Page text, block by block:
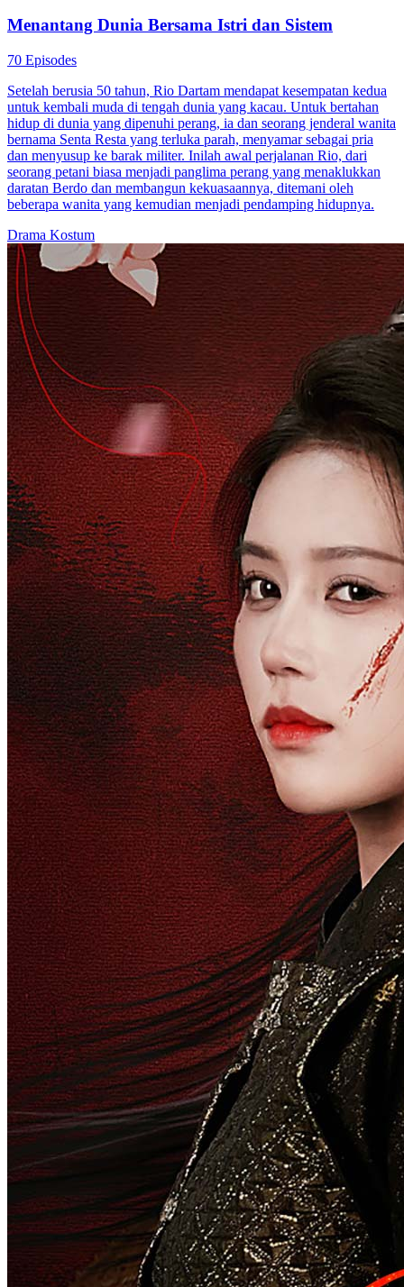
Menantang Dunia Bersama Istri dan Sistem
70 Episodes
Setelah berusia 50 tahun, Rio Dartam mendapat kesempatan kedua
untuk kembali muda di tengah dunia yang kacau. Untuk bertahan
hidup di dunia yang dipenuhi perang, ia dan seorang jenderal wanita
bernama Senta Resta yang terluka parah, menyamar sebagai pria
dan menyusup ke barak militer. Inilah awal perjalanan Rio, dari
seorang petani biasa menjadi panglima perang yang menaklukkan
daratan Berdo dan membangun kekuasaannya, ditemani oleh
beberapa wanita yang kemudian menjadi pendamping hidupnya.
Drama Kostum